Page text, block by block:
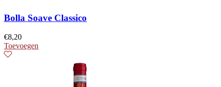
Bolla Soave Classico
€8,20
Toevoegen